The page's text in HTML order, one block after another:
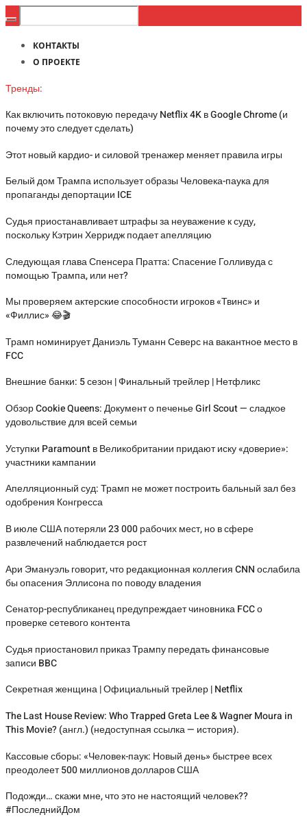
КОНТАКТЫ
О ПРОЕКТЕ
Тренды:
Как включить потоковую передачу Netflix 4K в Google Chrome (и
почему это следует сделать)
Этот новый кардио- и силовой тренажер меняет правила игры
Белый дом Трампа использует образы Человека-паука для
пропаганды депортации ICE
Судья приостанавливает штрафы за неуважение к суду,
поскольку Кэтрин Херридж подает апелляцию
Следующая глава Спенсера Пратта: Спасение Голливуда с
помощью Трампа, или нет?
Мы проверяем актерские способности игроков «Твинс» и
«Филлис» 😂🎬
Трамп номинирует Даниэль Туманн Северс на вакантное место в
FCC
Внешние банки: 5 сезон | Финальный трейлер | Нетфликс
Обзор Cookie Queens: Документ о печенье Girl Scout — сладкое
удовольствие для всей семьи
Уступки Paramount в Великобритании придают иску «доверие»:
участники кампании
Апелляционный суд: Трамп не может построить бальный зал без
одобрения Конгресса
В июле США потеряли 23 000 рабочих мест, но в сфере
развлечений наблюдается рост
Ари Эмануэль говорит, что редакционная коллегия CNN ослабила
бы опасения Эллисона по поводу владения
Сенатор-республиканец предупреждает чиновника FCC о
проверке сетевого контента
Судья приостановил приказ Трампу передать финансовые
записи BBC
Секретная женщина | Официальный трейлер | Netflix
The Last House Review: Who Trapped Greta Lee & Wagner Moura in
This Movie? (англ.) (недоступная ссылка — история).
Кассовые сборы: «Человек-паук: Новый день» быстрее всех
преодолеет 500 миллионов долларов США
Подожди… скажи мне, что это не настоящий человек??
#ПоследнийДом